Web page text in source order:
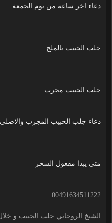
دعاء اخر ساعة من يوم الجمعة
جلب الحبيب بالملح
جلب الحبيب مجرب
دعاء جلب الحبيب المجرب والاصلي
متى يبدا مفعول السحر
00491634511222